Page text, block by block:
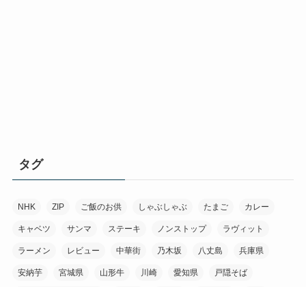
タグ
NHK ZIP ご飯のお供 しゃぶしゃぶ たまご カレー
キャベツ サンマ ステーキ ノンストップ ラヴィット
ラーメン レビュー 中華街 乃木坂 八丈島 兵庫県
安納芋 宮城県 山形牛 川崎 愛知県 戸隠そば